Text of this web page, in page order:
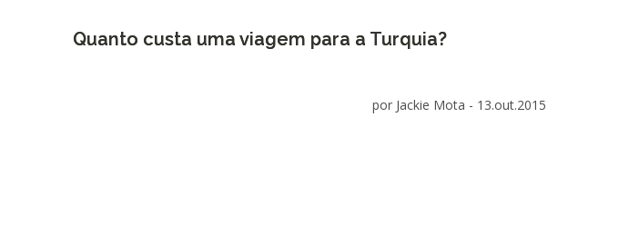
Quanto custa uma viagem para a Turquia?
por Jackie Mota - 13.out.2015